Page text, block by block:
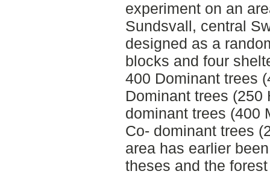
experiment on an
Sundsvall, central
designed as a
blocks and four
400 Dominant trees
Dominant trees (250
dominant trees (400
Co- dominant trees
area has earlier
theses and the